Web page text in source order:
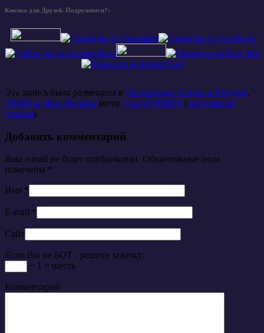
Кнопка для Друзей. Подружимся?:
Эта запись была размещена в Интересные Сайты и Ресурсы,
ОКНО в Мир Дружбы автор Сергей ЮНГА (постоянная
ссылка).
Добавить комментарий
Ваш e-mail не будет опубликован. Обязательные поля
помечены *
Имя *
E-mail *
Сайт
Если Вы не БОТ - решите задачку:
− 1 = шесть
Комментарий